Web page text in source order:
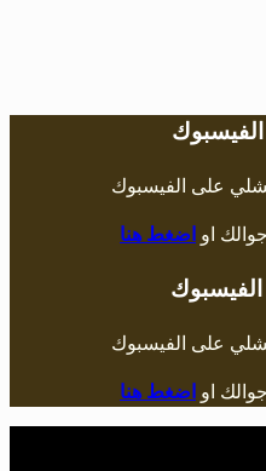
او اضغط هنا
او اضغط هنا